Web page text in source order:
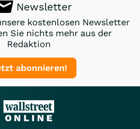
Newsletter
kostenlosen Newsletter
Sie nichts mehr aus der
Redaktion
abonnieren!